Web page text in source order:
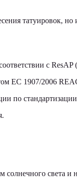
татуировок, но
с ResAP
ЕС 1907/2006
по
солнечного света